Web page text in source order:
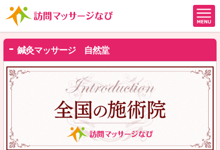
鍼灸マッサージ 自然堂